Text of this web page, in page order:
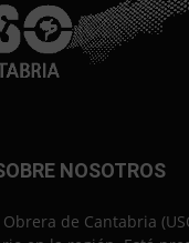
NOSOTROS
de Cantabria